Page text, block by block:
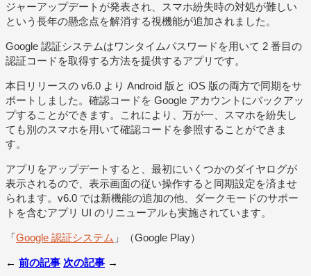
ジャーアップデートが発表され、スマホ紛失時の対処が難しい
という長年の懸念点を解消する視機能が追加されました。
Google 認証システムはワンタイムパスワードを用いて 2 番目の
認証コードを取得する方法を提供するアプリです。
本日リリースの v6.0 より Android 版と iOS 版の両方で同期をサ
ポートしました。確認コードを Google アカウントにバックアッ
プすることができます。これにより、万が一、スマホを紛失し
ても別のスマホを用いて確認コードを参照することができま
す。
アプリをアップデートすると、最初にいくつかのダイヤログが
表示されるので、表示画面の従い操作すると同期設定を済ませ
られます。v6.0 では新機能の追加の他、ダークモードのサポー
トを含むアプリ UI のリニューアルも実施されています。
「Google 認証システム 」（Google Play）
← 前の記事 次の記事 →